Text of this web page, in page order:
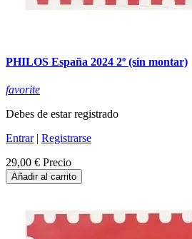
PHILOS España 2024 2º (sin montar)
favorite
Debes de estar registrado
Entrar| Registrarse
29,00 € Precio
Añadir al carrito